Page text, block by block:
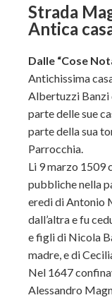
Strada
Antica
Dalle “Cose
Antichissima
Albertuzzi Banzi
parte delle sue
parte della sua
Parrocchia.
Li 9 marzo 1509
pubbliche nella
eredi di Antonio
dall’altra e fu
e figli di Nicola
madre, e di
Nel 1647
Alessandro